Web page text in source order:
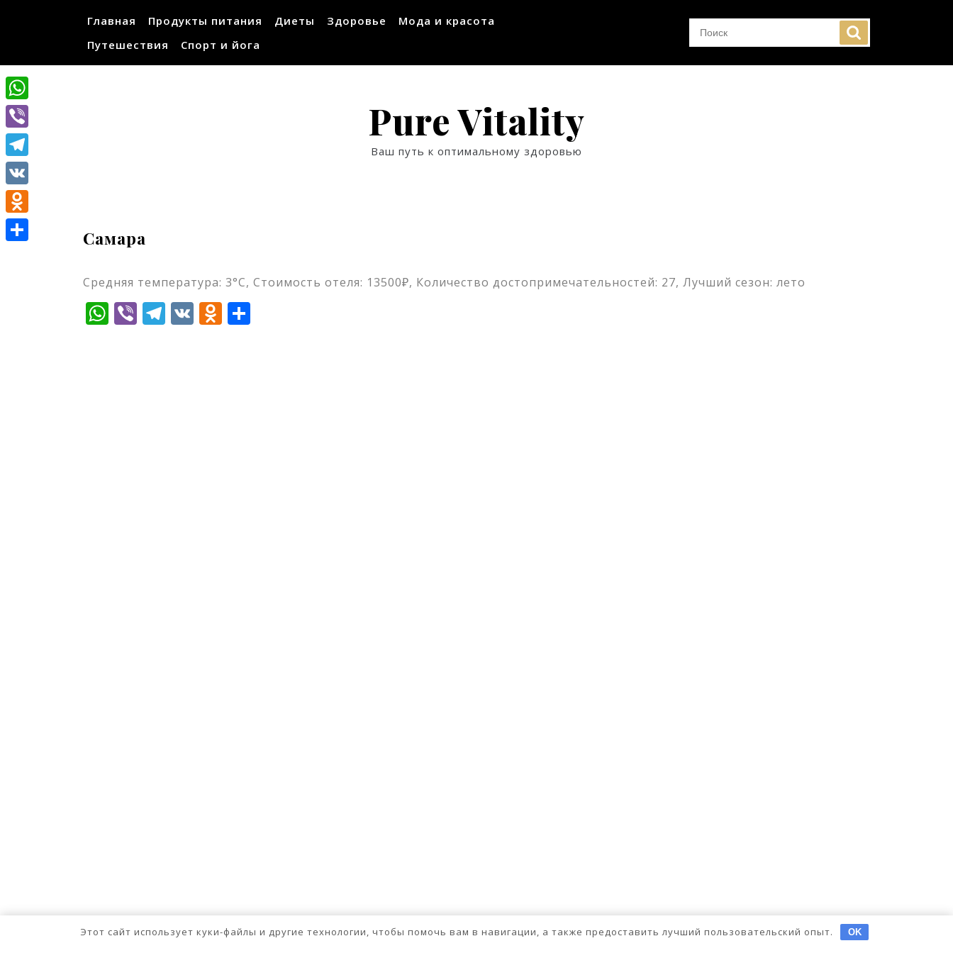
Главная Продукты питания Диеты Здоровье
Мода и красота
Путешествия
Спорт и йога
Pure Vitality
Ваш путь к оптимальному здоровью
Самара
Средняя температура: 3°C, Стоимость отеля: 13500₽, Количество достопримечательностей: 27, Лучший сезон: лето
WhatsApp
ViberTelegram
VKOdnoklassniki
WhatsApp
Viber
Telegram
VK
Odnoklassniki
Этот сайт использует куки-файлы и другие технологии, чтобы помочь вам в навигации, а также предоставить лучший пользовательский опыт. OK